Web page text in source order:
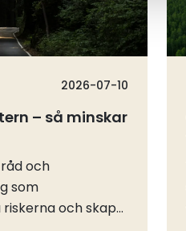
2026-07-10
– så minskar
och
som
och skapa